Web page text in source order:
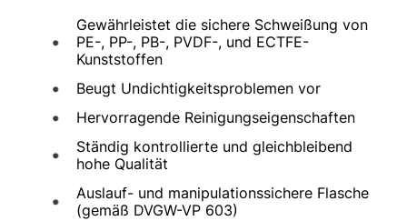
Gewährleistet die sichere Schweißung von
PE-, PP-, PB-, PVDF-, und ECTFE-
Kunststoffen
Beugt Undichtigkeitsproblemen vor
Hervorragende Reinigungseigenschaften
Ständig kontrollierte und gleichbleibend
hohe Qualität
Auslauf- und manipulationssichere Flasche
(gemäß DVGW-VP 603)